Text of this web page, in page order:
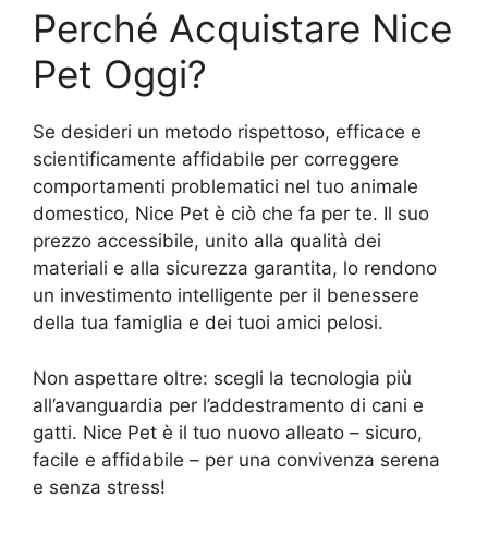
Perché Acquistare Nice
Pet Oggi?
Se desideri un metodo rispettoso, efficace e
scientificamente affidabile per correggere
comportamenti problematici nel tuo animale
domestico, Nice Pet è ciò che fa per te. Il suo
prezzo accessibile, unito alla qualità dei
materiali e alla sicurezza garantita, lo rendono
un investimento intelligente per il benessere
della tua famiglia e dei tuoi amici pelosi.
Non aspettare oltre: scegli la tecnologia più
all’avanguardia per l’addestramento di cani e
gatti. Nice Pet è il tuo nuovo alleato – sicuro,
facile e affidabile – per una convivenza serena
e senza stress!